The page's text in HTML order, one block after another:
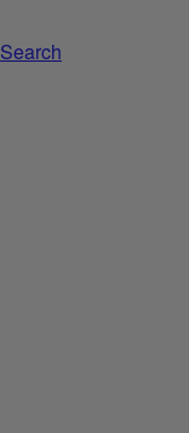
Search